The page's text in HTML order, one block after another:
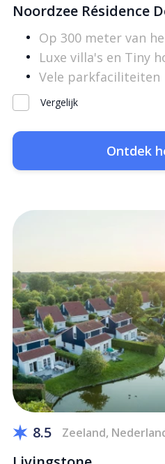
Noordzee Résidence
Op 300 meter van
Luxe villa's en Tiny
Vele parkfaciliteiten
Vergelijk
Ontdek
8.5 Zeeland,